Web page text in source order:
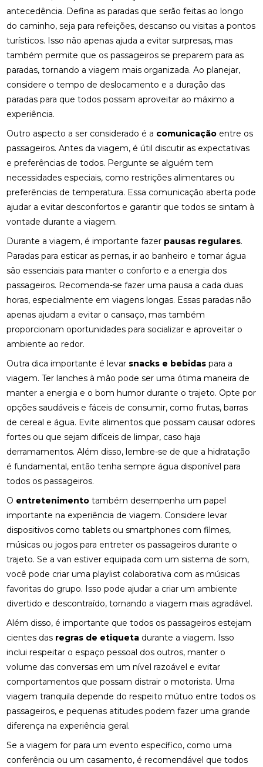
antecedência. Defina as paradas que serão feitas ao longo
do caminho, seja para refeições, descanso ou visitas a pontos
turísticos. Isso não apenas ajuda a evitar surpresas, mas
também permite que os passageiros se preparem para as
paradas, tornando a viagem mais organizada. Ao planejar,
considere o tempo de deslocamento e a duração das
paradas para que todos possam aproveitar ao máximo a
experiência.
Outro aspecto a ser considerado é a comunicação entre os
passageiros. Antes da viagem, é útil discutir as expectativas
e preferências de todos. Pergunte se alguém tem
necessidades especiais, como restrições alimentares ou
preferências de temperatura. Essa comunicação aberta pode
ajudar a evitar desconfortos e garantir que todos se sintam à
vontade durante a viagem.
Durante a viagem, é importante fazer pausas regulares.
Paradas para esticar as pernas, ir ao banheiro e tomar água
são essenciais para manter o conforto e a energia dos
passageiros. Recomenda-se fazer uma pausa a cada duas
horas, especialmente em viagens longas. Essas paradas não
apenas ajudam a evitar o cansaço, mas também
proporcionam oportunidades para socializar e aproveitar o
ambiente ao redor.
Outra dica importante é levar snacks e bebidas para a
viagem. Ter lanches à mão pode ser uma ótima maneira de
manter a energia e o bom humor durante o trajeto. Opte por
opções saudáveis e fáceis de consumir, como frutas, barras
de cereal e água. Evite alimentos que possam causar odores
fortes ou que sejam difíceis de limpar, caso haja
derramamentos. Além disso, lembre-se de que a hidratação
é fundamental, então tenha sempre água disponível para
todos os passageiros.
O entretenimento também desempenha um papel
importante na experiência de viagem. Considere levar
dispositivos como tablets ou smartphones com filmes,
músicas ou jogos para entreter os passageiros durante o
trajeto. Se a van estiver equipada com um sistema de som,
você pode criar uma playlist colaborativa com as músicas
favoritas do grupo. Isso pode ajudar a criar um ambiente
divertido e descontraído, tornando a viagem mais agradável.
Além disso, é importante que todos os passageiros estejam
cientes das regras de etiqueta durante a viagem. Isso
inclui respeitar o espaço pessoal dos outros, manter o
volume das conversas em um nível razoável e evitar
comportamentos que possam distrair o motorista. Uma
viagem tranquila depende do respeito mútuo entre todos os
passageiros, e pequenas atitudes podem fazer uma grande
diferença na experiência geral.
Se a viagem for para um evento específico, como uma
conferência ou um casamento, é recomendável que todos